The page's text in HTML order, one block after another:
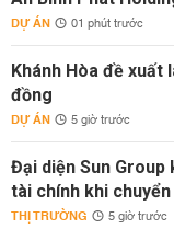
DỰ ÁN 01 phút trước
Khánh Hòa đề xuất
đồng
DỰ ÁN 5 giờ trước
Đại diện Sun Group
tài chính khi
THỊ TRƯỜNG 5 giờ trước